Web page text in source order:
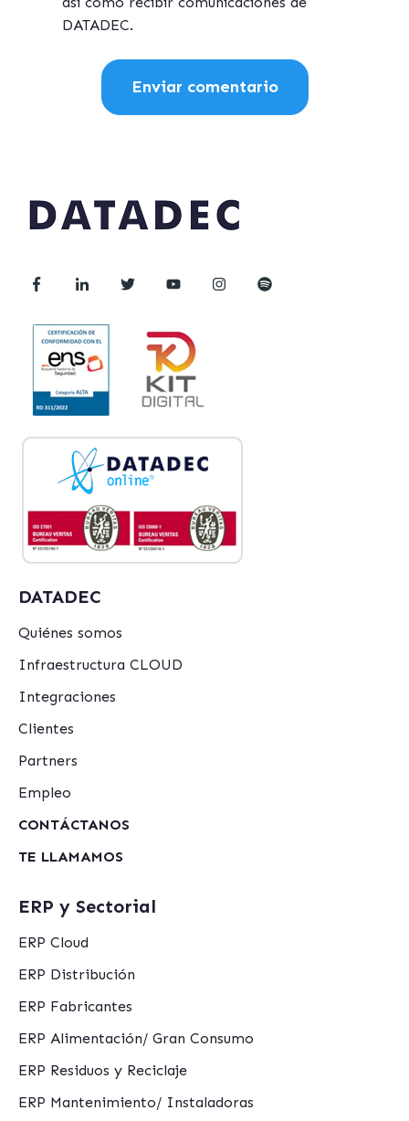
DATADEC.
DATADEC
Quiénes somos
Infraestructura CLOUD
Integraciones
Clientes
Partners
Empleo
CONTÁCTANOS
TE LLAMAMOS
ERP y Sectorial
ERP Cloud
ERP Distribución
ERP Fabricantes
ERP Alimentación/ Gran Consumo
ERP Residuos y Reciclaje
ERP Mantenimiento/ Instaladoras